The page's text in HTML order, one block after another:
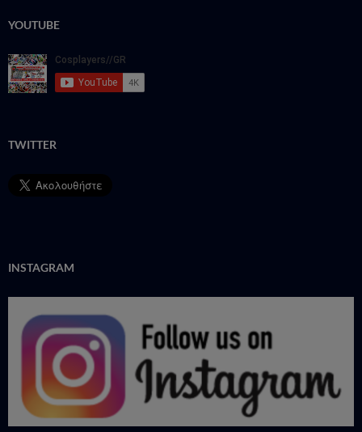
YOUTUBE
TWITTER
INSTAGRAM